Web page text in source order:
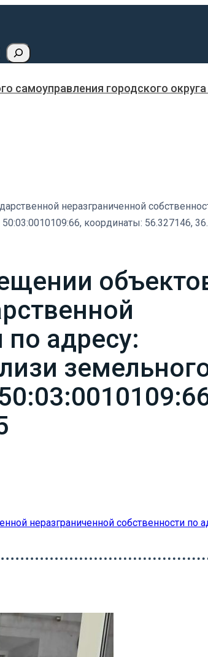
самоуправления городского
неразграниченной
координаты: 56.327146,
по адресу:
неразграниченной собственности по